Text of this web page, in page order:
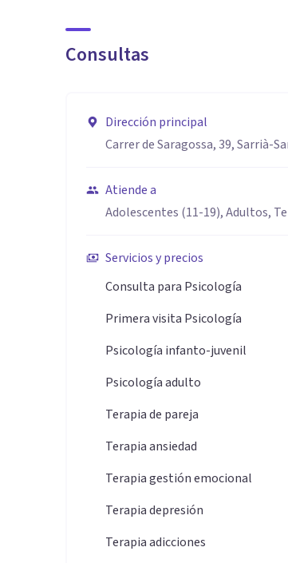
Si buscas un espacio donde sentirte
Consultas
Dirección principal
Carrer de Saragossa, 39, Sarrià-
Atiende a
Adolescentes (11-19), Adultos,
Servicios y precios
Consulta para Psicología
Primera visita Psicología
Psicología infanto-juvenil
Psicología adulto
Terapia de pareja
Terapia ansiedad
Terapia gestión emocional
Terapia depresión
Terapia adicciones